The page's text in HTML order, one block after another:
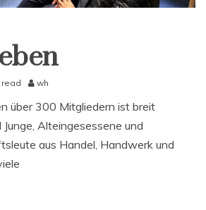
read wh
über 300 Mitgliedern ist breit
Alteingesessene und
aus Handel, Handwerk und